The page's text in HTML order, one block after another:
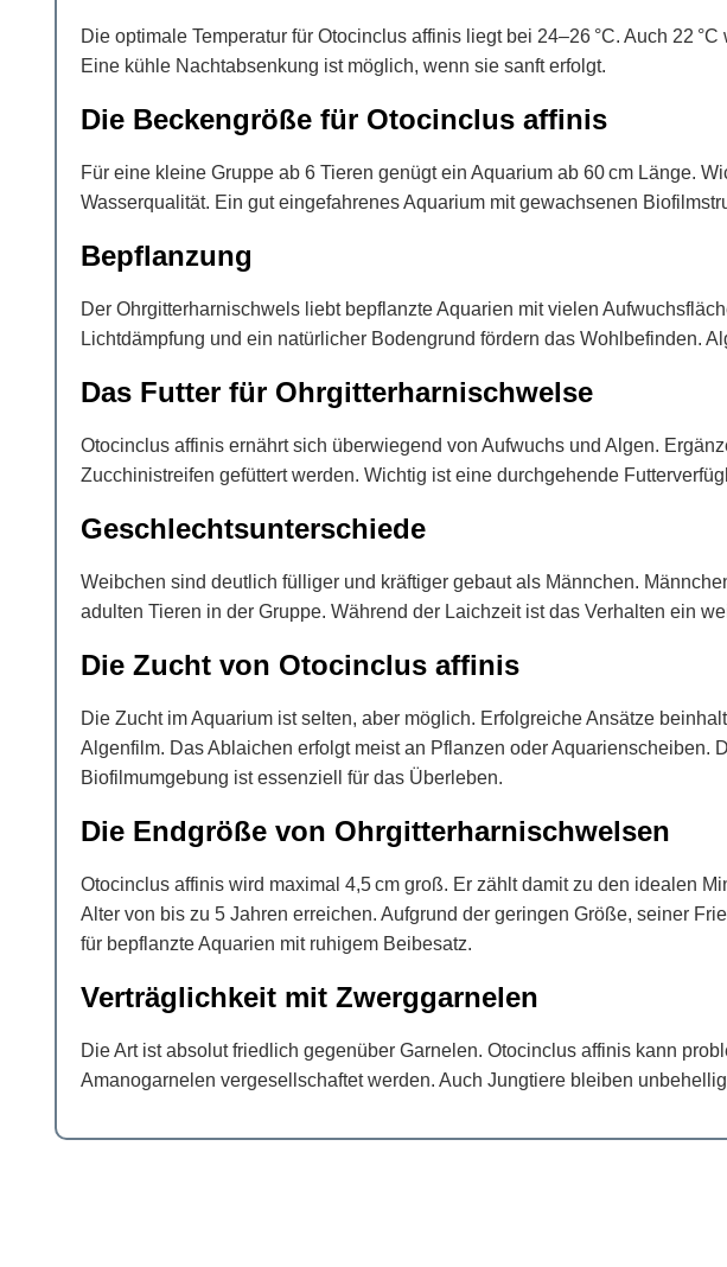
Die optimale Temperatur für Otocinclus affinis liegt bei 24–26 °C. Auch 22
Eine kühle Nachtabsenkung ist möglich, wenn sie sanft erfolgt.
Die Beckengröße für Otocinclus affinis
Für eine kleine Gruppe ab 6 Tieren genügt ein Aquarium ab 60 cm Länge.
Wasserqualität. Ein gut eingefahrenes Aquarium mit gewachsenen
Bepflanzung
Der Ohrgitterharnischwels liebt bepflanzte Aquarien mit vielen
Lichtdämpfung und ein natürlicher Bodengrund fördern das Wohlbefinden.
Das Futter für Ohrgitterharnischwelse
Otocinclus affinis ernährt sich überwiegend von Aufwuchs und Algen.
Zucchinistreifen gefüttert werden. Wichtig ist eine durchgehende
Geschlechtsunterschiede
Weibchen sind deutlich fülliger und kräftiger gebaut als Männchen.
adulten Tieren in der Gruppe. Während der Laichzeit ist das Verhalten ein
Die Zucht von Otocinclus affinis
Die Zucht im Aquarium ist selten, aber möglich. Erfolgreiche Ansätze
Algenfilm. Das Ablaichen erfolgt meist an Pflanzen oder
Biofilmumgebung ist essenziell für das Überleben.
Die Endgröße von Ohrgitterharnischwelsen
Otocinclus affinis wird maximal 4,5 cm groß. Er zählt damit zu den idealen
Alter von bis zu 5 Jahren erreichen. Aufgrund der geringen Größe, seiner
für bepflanzte Aquarien mit ruhigem Beibesatz.
Verträglichkeit mit Zwerggarnelen
Die Art ist absolut friedlich gegenüber Garnelen. Otocinclus affinis kann
Amanogarnelen vergesellschaftet werden. Auch Jungtiere bleiben